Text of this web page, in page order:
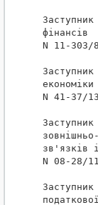
Заступник
N 11-303/
Заступник
N 41-37/
Заступник
N 08-28/
Заступник